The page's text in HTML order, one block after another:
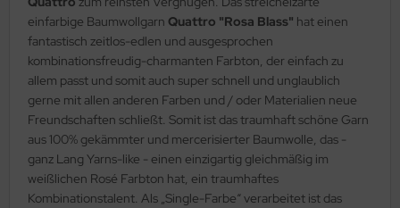
einfarbige Baumwollgarn Quattro "Rosa Blass" hat einen
fantastisch zeitlos-edlen und ausgesprochen
kombinationsfreudig-charmanten Farbton, der einfach zu
allem passt und somit auch super schnell und unglaublich
gerne mit allen anderen Farben und / oder Materialien neue
Freundschaften schließt. Somit ist das traumhaft schöne Garn
aus 100% gekämmter und mercerisierter Baumwolle, das -
ganz Lang Yarns-like - einen einzigartig gleichmäßig im
weißlichen Rosé Farbton hat, ein traumhaftes
Kombinationstalent. Als „Single-Farbe“ verarbeitet ist das